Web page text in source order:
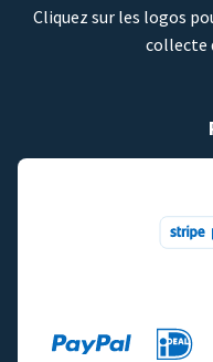
Cliquez sur les logos
collecte